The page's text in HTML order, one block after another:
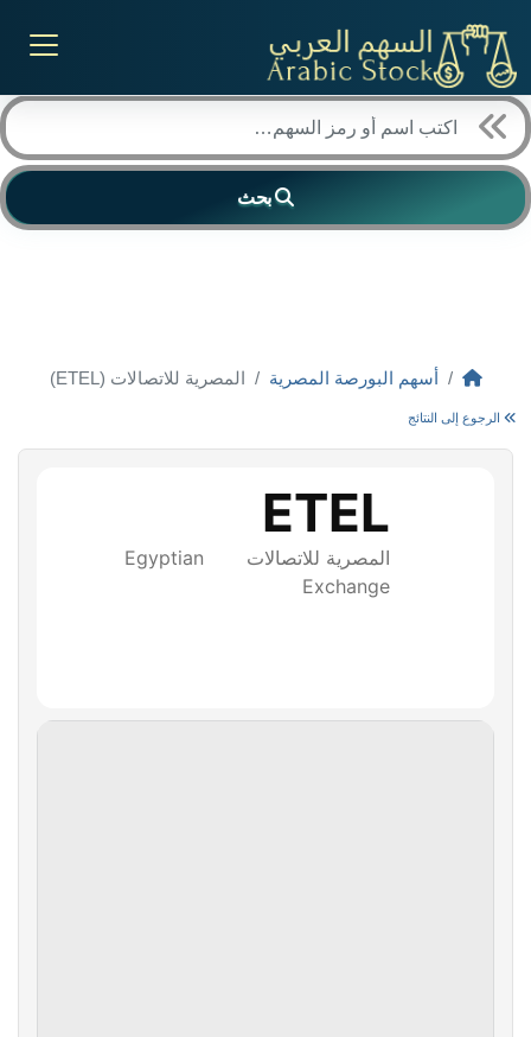
بحث
أسهم البورصة المصرية المصرية للاتصالات (ETEL)
الرجوع إلى النتائج